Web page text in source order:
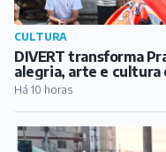
CULTURA
DIVERT transforma
alegria, arte e cultura
Há 10 horas